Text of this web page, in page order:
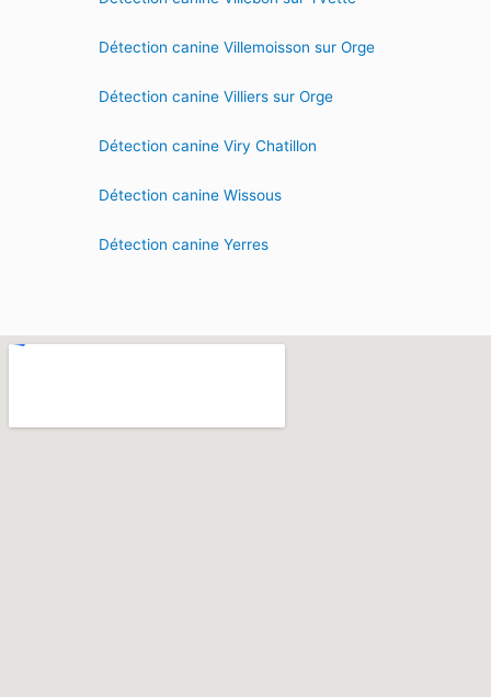
Détection canine Villemoisson sur Orge
Détection canine Villiers sur Orge
Détection canine Viry Chatillon
Détection canine Wissous
Détection canine Yerres